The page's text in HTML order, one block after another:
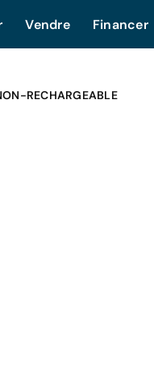
Vendre Financer
RECHARGEABLE